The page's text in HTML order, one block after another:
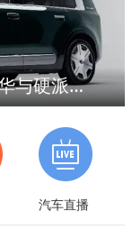
绅士越野 享界G9是真正兼顾豪华与硬派的方盒子SUV
汽车直播